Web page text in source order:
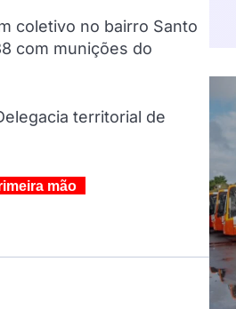
coletivo no bairro Santo
com munições do
territorial de
mão